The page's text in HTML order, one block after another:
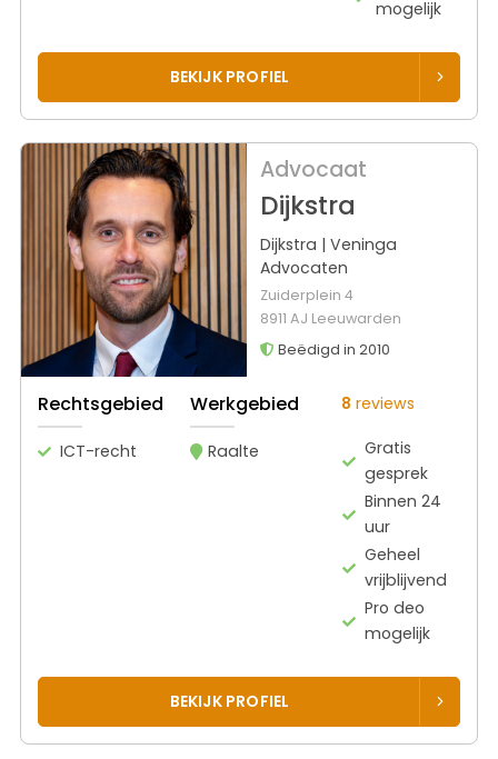
mogelijk
BEKIJK PROFIEL
Advocaat
Dijkstra
Dijkstra | Veninga
Advocaten
Zuiderplein 4
8911 AJ Leeuwarden
Beëdigd in 2010
Rechtsgebied
ICT-recht
Werkgebied
Raalte
8 reviews
Gratis
gesprek
Binnen 24
uur
Geheel
vrijblijvend
Pro deo
mogelijk
BEKIJK PROFIEL